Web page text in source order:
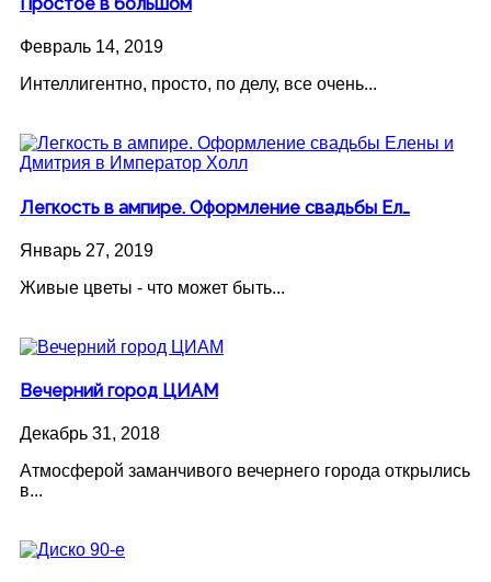
Февраль 14, 2019
Интеллигентно, просто, по делу, все очень...
Легкость в ампире. Оформление свадьбы Ел…
Январь 27, 2019
Живые цветы - что может быть...
Вечерний город ЦИАМ
Декабрь 31, 2018
Атмосферой заманчивого вечернего города открылись
в...